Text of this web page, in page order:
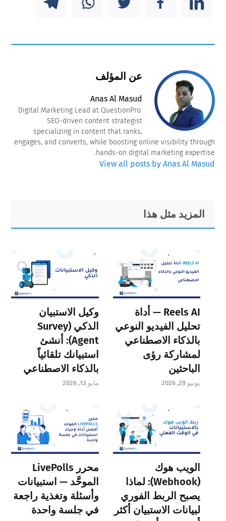
عن المؤلف
Anas Al Masud
Digital Marketing Lead at QuestionPro.
SEO-driven content strategist
specializing in content that ranks,
engages, and converts, while boosting online visibility through
hands-on digital marketing expertise.
View all posts by Anas Al Masud
Primary
Sidebar
Footer
المزيد مثل هذا
Reels AI — أداة
تحليل الفيديو النوعي
بالذكاء الاصطناعي
لمشاركة رؤى
الباحثين
يونيو 29, 2026
وكيل الاستبيان
الذكي (Survey
Agent): أنشئ
استبيانك تلقائياً
بالذكاء الاصطناعي
مايو 13, 2026
الويب هوك
(Webhook): لماذا
يصبح الربط الفوري
لبيانات الاستبيان أكثر
محرر LivePolls
الموحَّد — استبيانات
وأسئلة وتغذية راجعة
في جلسة واحدة